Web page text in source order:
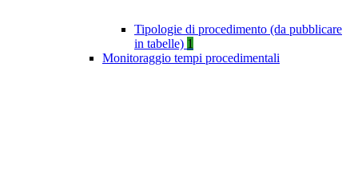
Tipologie di procedimento (da pubblicare
in tabelle) 1
Monitoraggio tempi procedimentali